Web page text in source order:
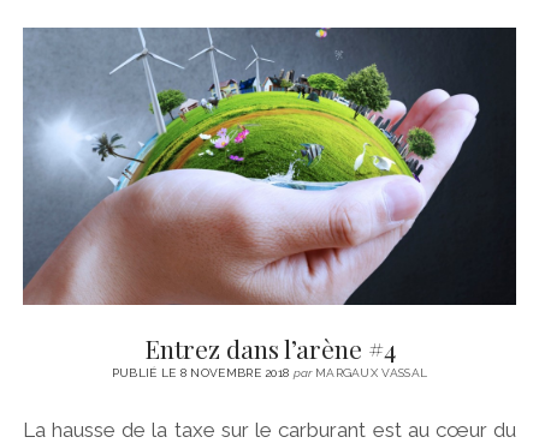
Entrez dans l’arène #4
PUBLIÉ LE 8 NOVEMBRE 2018 parMARGAUX VASSAL
La hausse de la taxe sur le carburant est au cœur du